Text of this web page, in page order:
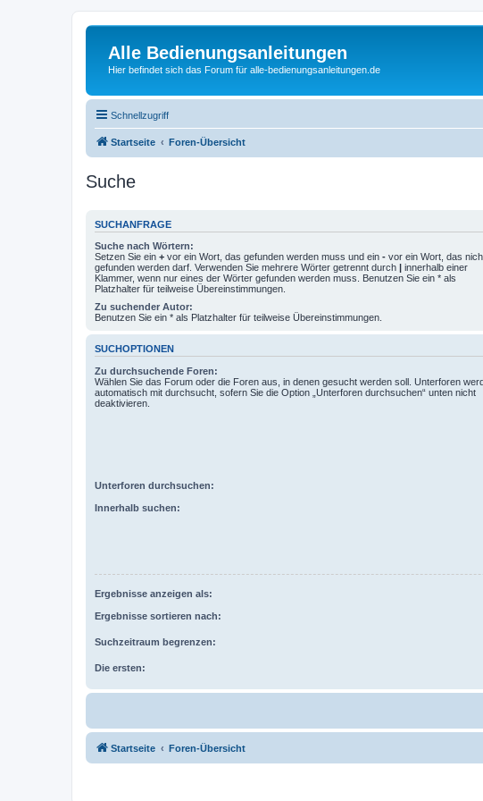
Alle Bedienungsanleitungen
Hier befindet sich das Forum für alle-bedienungsanleitungen.de
Schnellzugriff
Startseite Foren-Übersicht
Suche
SUCHANFRAGE
Suche nach Wörtern:
Setzen Sie ein + vor ein Wort, das gefunden werden muss und ein - vor ein Wort, das
gefunden werden darf. Verwenden Sie mehrere Wörter getrennt durch | innerhalb einer
Klammer, wenn nur eines der Wörter gefunden werden muss. Benutzen Sie ein * als
Platzhalter für teilweise Übereinstimmungen.
Zu suchender Autor:
Benutzen Sie ein * als Platzhalter für teilweise Übereinstimmungen.
SUCHOPTIONEN
Zu durchsuchende Foren:
Wählen Sie das Forum oder die Foren aus, in denen gesucht werden soll. Unterforen
automatisch mit durchsucht, sofern Sie die Option „Unterforen durchsuchen“ unten nicht
deaktivieren.
Unterforen durchsuchen:
Innerhalb suchen:
Ergebnisse anzeigen als:
Ergebnisse sortieren nach:
Suchzeitraum begrenzen:
Die ersten:
Startseite Foren-Übersicht